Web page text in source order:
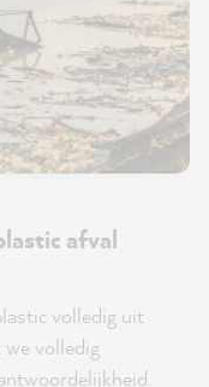
afval
volledig uit
volledig